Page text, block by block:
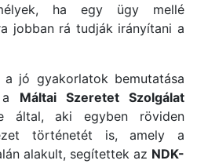
ha egy ügy mellé
jobban rá tudják irányítani a
jó gyakorlatok bemutatása
a Máltai Szeretet Szolgálat
által, aki egyben röviden
történetét is, amely a
alakult, segítettek az NDK-